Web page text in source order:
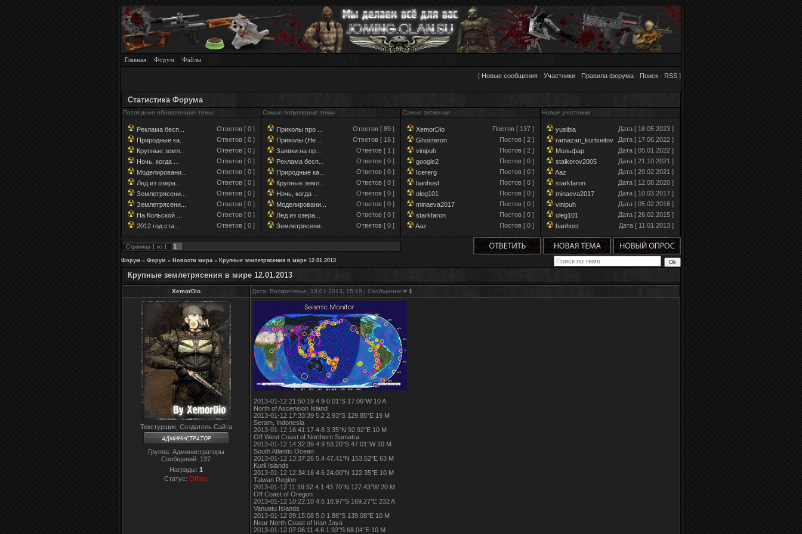
Главная Форум Файлы
[ Новые сообщения · Участники · Правила форума · Поиск · RSS ]
Статистика Форума
Последние обновленные темы Самые популярные темы Самые активные Новые участники
Реклама бесп...
Ответов [ 0 ]
Природные ка...
Ответов [ 0 ]
Крупные земл...
Ответов [ 0 ]
Ночь, когда ...
Ответов [ 0 ]
Моделировани...
Ответов [ 0 ]
Лед из озера...
Ответов [ 0 ]
Землетрясени...
Ответов [ 0 ]
Землетрясени...
Ответов [ 0 ]
На Кольской ...
Ответов [ 0 ]
2012 год ста...
Ответов [ 0 ]
Приколы про ...
Ответов [ 89 ]
Приколы (Не ...
Ответов [ 16 ]
Заявки на пр...
Ответов [ 1 ]
Реклама бесп...
Ответов [ 0 ]
Природные ка...
Ответов [ 0 ]
Крупные земл...
Ответов [ 0 ]
Ночь, когда ...
Ответов [ 0 ]
Моделировани...
Ответов [ 0 ]
Лед из озера...
Ответов [ 0 ]
Землетрясени...
Ответов [ 0 ]
XemorDio
Постов [ 137 ]
Ghosteron
Постов [ 2 ]
vinipuh
Постов [ 2 ]
google2
Постов [ 0 ]
Icererg
Постов [ 0 ]
banhost
Постов [ 0 ]
oleg101
Постов [ 0 ]
minaeva2017
Постов [ 0 ]
starkfaron
Постов [ 0 ]
Aaz
Постов [ 0 ]
yusibia
Дата [ 18.05.2023 ]
ramazan_kurtseitov
Дата [ 17.06.2022 ]
Мольфар
Дата [ 05.01.2022 ]
stalkerov2005
Дата [ 21.10.2021 ]
Aaz
Дата [ 20.02.2021 ]
starkfaron
Дата [ 12.08.2020 ]
minaeva2017
Дата [ 10.03.2017 ]
vinipuh
Дата [ 05.02.2016 ]
oleg101
Дата [ 26.02.2015 ]
banhost
Дата [ 11.01.2013 ]
Страница 1 из 1 1
Форум » Форум » Новости мира » Крупные землетрясения в мире 12.01.2013
Крупные землетрясения в мире 12.01.2013
XemorDio Дата: Воскресенье, 13.01.2013, 15:19 | Сообщение # 1
Текстурщик, Создатель Сайта
Группа: Администраторы
Сообщений: 137
Награды: 1
Статус: Offline
2013-01-12 21:50:19 4.9 0.01°S 17.06°W 10 A
North of Ascension Island
2013-01-12 17:33:39 5.2 2.93°S 129.85°E 19 M
Seram, Indonesia
2013-01-12 16:41:17 4.8 3.35°N 92.92°E 10 M
Off West Coast of Northern Sumatra
2013-01-12 14:32:39 4.9 53.20°S 47.01°W 10 M
South Atlantic Ocean
2013-01-12 13:37:26 5.4 47.41°N 153.52°E 63 M
Kuril Islands
2013-01-12 12:34:16 4.6 24.00°N 122.35°E 10 M
Taiwan Region
2013-01-12 11:19:52 4.1 43.70°N 127.43°W 20 M
Off Coast of Oregon
2013-01-12 10:22:10 4.6 18.97°S 169.27°E 232 A
Vanuatu Islands
2013-01-12 09:15:08 5.0 1.88°S 139.08°E 10 M
Near North Coast of Irian Jaya
2013-01-12 07:06:11 4.6 1.92°S 68.04°E 10 M